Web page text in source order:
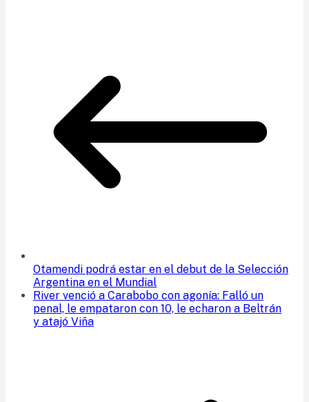
Otamendi podrá estar en el debut de la Selección
Argentina en el Mundial
River venció a Carabobo con agonía: Falló un
penal, le empataron con 10, le echaron a Beltrán
y atajó Viña